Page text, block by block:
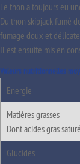
Le thon a toujours eu
Du thon skipjack fumé
fumage doux et
Il est ensuite mis en
Valeurs nutritionnelles
Energie
Matières grasses
Dont acides gras
Glucides